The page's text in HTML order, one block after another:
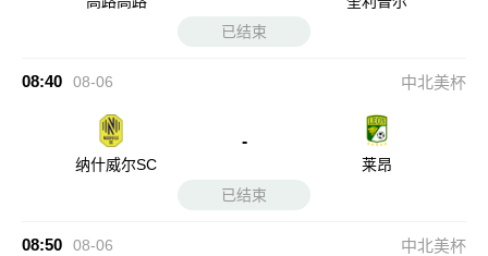
已结束
08:40 08-06 中北美杯
纳什威尔SC
-
莱昂
已结束
08:50 08-06 中北美杯